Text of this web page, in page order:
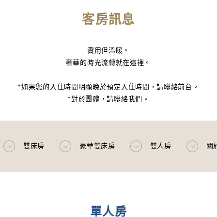
客房訊息
實用但溫暖。
奢華的時光流轉就在這裡。
*如果您的入住時間明顯晚於預定入住時間，請聯絡前台。
*對於團體，請聯絡我們。
雙床房 豪華雙床房 雙人房 關
單人房